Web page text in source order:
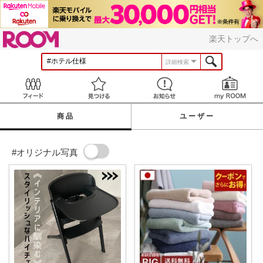
楽天トップへ
詳細検索
見つける お知らせ
商品 ユーザー
#オリジナル写真